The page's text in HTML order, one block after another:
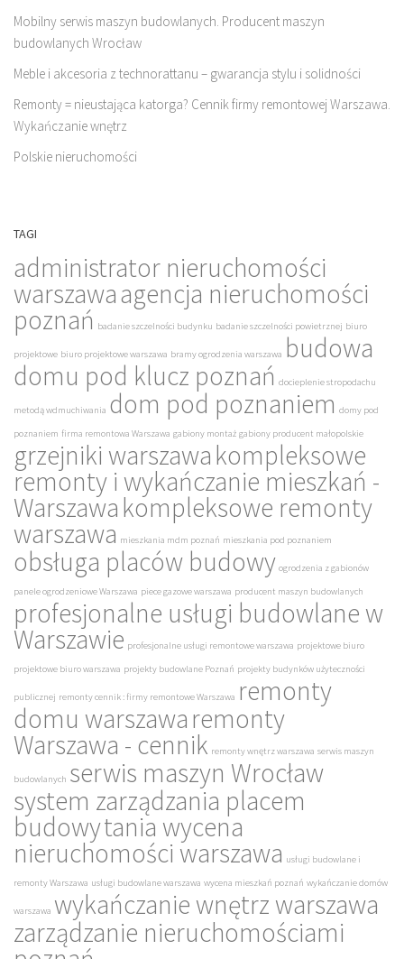
Mobilny serwis maszyn budowlanych. Producent maszyn
budowlanych Wrocław
Meble i akcesoria z technorattanu – gwarancja stylu i solidności
Remonty = nieustająca katorga? Cennik firmy remontowej Warszawa.
Wykańczanie wnętrz
Polskie nieruchomości
TAGI
administrator nieruchomości
warszawaagencja nieruchomości
poznań badanie szczelności budynku badanie szczelności powietrznej biuro
projektowe biuro projektowe warszawa bramy ogrodzenia warszawa budowa
domu pod klucz poznań docieplenie stropodachu
metodą wdmuchiwania dom pod poznaniem domy pod
poznaniem firma remontowa Warszawa gabiony montaż gabiony producent małopolskie
grzejniki warszawakompleksowe
remonty i wykańczanie mieszkań -
Warszawakompleksowe remonty
warszawa mieszkania mdm poznań mieszkania pod poznaniem
obsługa placów budowy ogrodzenia z gabionów
panele ogrodzeniowe Warszawa piece gazowe warszawa producent maszyn budowlanych
profesjonalne usługi budowlane w
Warszawie profesjonalne usługi remontowe warszawa projektowe biuro
projektowe biuro warszawa projekty budowlane Poznań projekty budynków użyteczności
publicznej remonty cennik : firmy remontowe Warszawa remonty
domu warszawaremonty
Warszawa - cennik remonty wnętrz warszawa serwis maszyn
budowlanych serwis maszyn Wrocław
system zarządzania placem
budowytania wycena
nieruchomości warszawa usługi budowlane i
remonty Warszawa usługi budowlane warszawa wycena mieszkań poznań wykańczanie domów
warszawa wykańczanie wnętrz warszawa
zarządzanie nieruchomościami